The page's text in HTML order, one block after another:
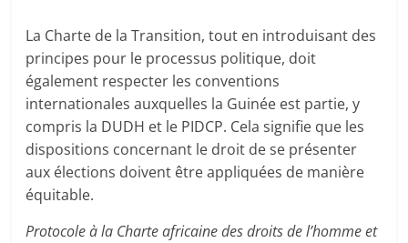
La Charte de la Transition, tout en introduisant des
principes pour le processus politique, doit
également respecter les conventions
internationales auxquelles la Guinée est partie, y
compris la DUDH et le PIDCP. Cela signifie que les
dispositions concernant le droit de se présenter
aux élections doivent être appliquées de manière
équitable.
Protocole à la Charte africaine des droits de l’homme et